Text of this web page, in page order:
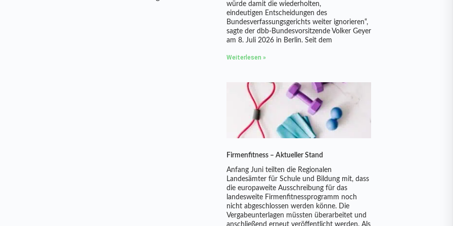
würde damit die wiederholten,
eindeutigen Entscheidungen des
Bundesverfassungsgerichts weiter ignorieren“,
sagte der dbb-Bundesvorsitzende Volker Geyer
am 8. Juli 2026 in Berlin. Seit dem
Weiterlesen »
Firmenfitness – Aktueller Stand
Anfang Juni teilten die Regionalen
Landesämter für Schule und Bildung mit, dass
die europaweite Ausschreibung für das
landesweite Firmenfitnessprogramm noch
nicht abgeschlossen werden könne. Die
Vergabeunterlagen müssten überarbeitet und